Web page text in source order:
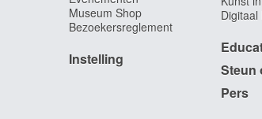
Museum Shop
Bezoekersreglement
Instelling
Digitaal
Steun
Pers